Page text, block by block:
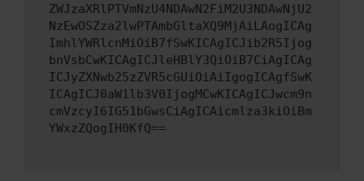
ZWJzaXRlPTVmNzU4NDAwN2FiM2U3NDAwNjU2
NzEwOSZza2lwPTAmbGltaXQ9MjAiLAogICAg
ImhlYWRlcnMiOiB7fSwKICAgICJib2R5Ijog
bnVsbCwKICAgICJleHBlY3QiOiB7CiAgICAg
ICJyZXNwb25zZVR5cGUiOiAiIgogICAgfSwK
ICAgICJ0aW1lb3V0IjogMCwKICAgICJwcm9n
cmVzcyI6IG51bGwsCiAgICAicmlza3kiOiBm
YWxzZQogIH0KfQ==